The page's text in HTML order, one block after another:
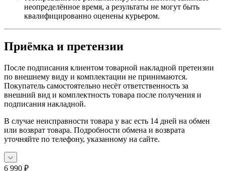
неопределённое время, а результаты не могут быть
квалифицированно оценены курьером.
Приёмка и претензии
После подписания клиентом товарной накладной претензии
по внешнему виду и комплектации не принимаются.
Покупатель самостоятельно несёт ответственность за
внешний вид и комплектность товара после получения и
подписания накладной.
В случае неисправности товара у вас есть 14 дней на обмен
или возврат товара. Подробности обмена и возврата
уточняйте по телефону, указанному на сайте.
6 990 ₽